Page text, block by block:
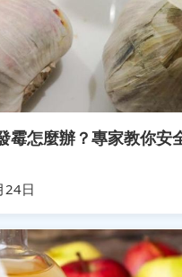
霉怎麼辦？專家教你安
24日